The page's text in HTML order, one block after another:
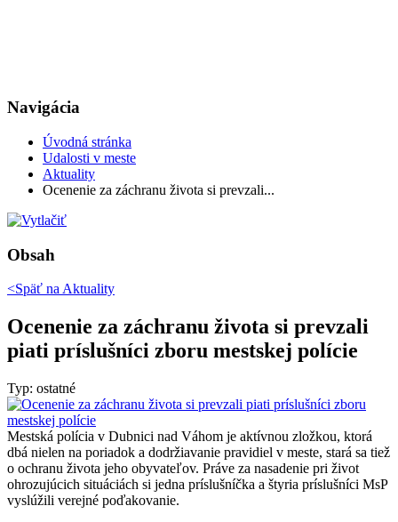
Navigácia
Úvodná stránka
Udalosti v meste
Aktuality
Ocenenie za záchranu života si prevzali...
Obsah
<Späť na Aktuality
Ocenenie za záchranu života si prevzali
piati príslušníci zboru mestskej polície
Typ: ostatné
Mestská polícia v Dubnici nad Váhom je aktívnou zložkou, ktorá
dbá nielen na poriadok a dodržiavanie pravidiel v meste, stará sa tiež
o ochranu života jeho obyvateľov. Práve za nasadenie pri život
ohrozujúcich situáciách si jedna príslušníčka a štyria príslušníci MsP
vyslúžili verejné poďakovanie.